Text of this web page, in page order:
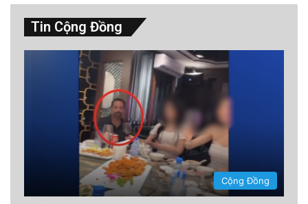
Tin Cộng Đồng
Cộng Đồng